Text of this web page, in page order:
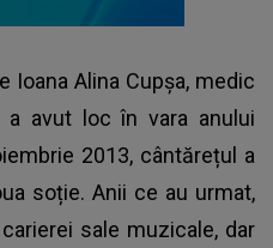
Ioana Alina Cupșa, medic
a avut loc în vara anului
2013, cântărețul a
soție. Anii ce au urmat,
sale muzicale, dar